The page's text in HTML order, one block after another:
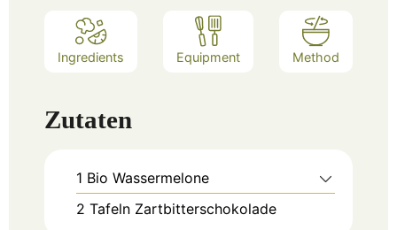
Ingredients Equipment Method
Zutaten
1 Bio Wassermelone
2 Tafeln Zartbitterschokolade